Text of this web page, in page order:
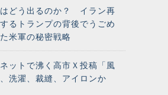
どう出るのか？ イラン再
るトランプの背後でうごめ
米軍の秘密戦略
ットで沸く高市Ｘ投稿「風
洗濯、裁縫、アイロンか